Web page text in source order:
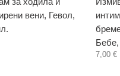
вени, Гевол,
7,00 €